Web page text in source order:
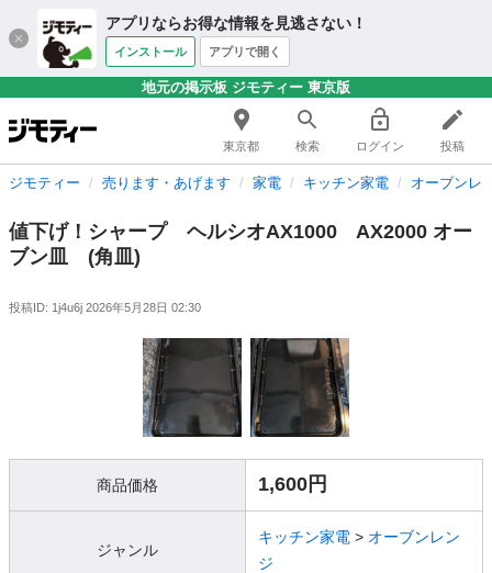
アプリならお得な情報を見逃さない！
インストール アプリで開く
地元の掲示板 ジモティー 東京版
東京都 検索 ログイン 投稿
ジモティー 売ります・あげます 家電 キッチン家電 オーブンレ
値下げ！シャープ ヘルシオAX1000 AX2000 オー
ブン皿 (角皿)
投稿ID: 1j4u6j 2026年5月28日 02:30
商品価格 1,600円
ジャンル
キッチン家電 > オーブンレン
ジ